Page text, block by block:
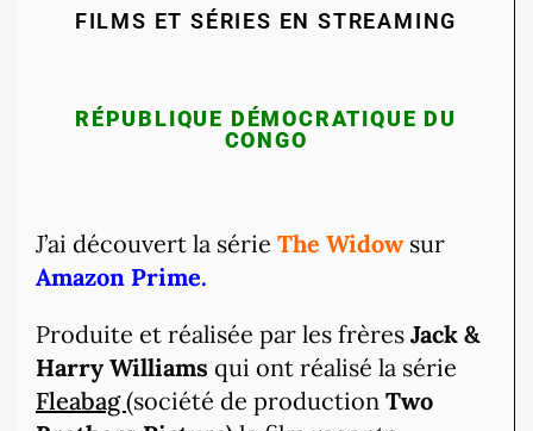
FILMS ET SÉRIES EN STREAMING
RÉPUBLIQUE DÉMOCRATIQUE DU
CONGO
J’ai découvert la série The Widowsur
Amazon Prime.
Produite et réalisée par les frères Jack &
Harry Williams qui ont réalisé la série
Fleabag(société de production Two